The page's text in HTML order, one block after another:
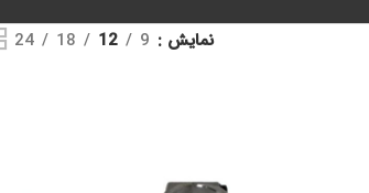
نمایش 9
12
18
24